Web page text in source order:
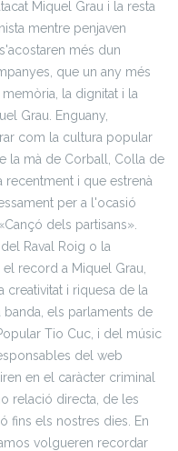
Miquel Grau i la resta
mentre penjaven
més dun
que un any més
la dignitat i la
Grau. Enguany,
com la cultura popular
la mà de Corball, Colla de
recentment i que estrenà
per a l'ocasió
dels partisans».
Raval Roig o la
record a Miquel Grau,
i riquesa de la
banda, els parlaments de
Tio Cuc, i del músic
del web
en el caràcter criminal
relació directa, de les
fins els nostres dies. En
volgueren recordar